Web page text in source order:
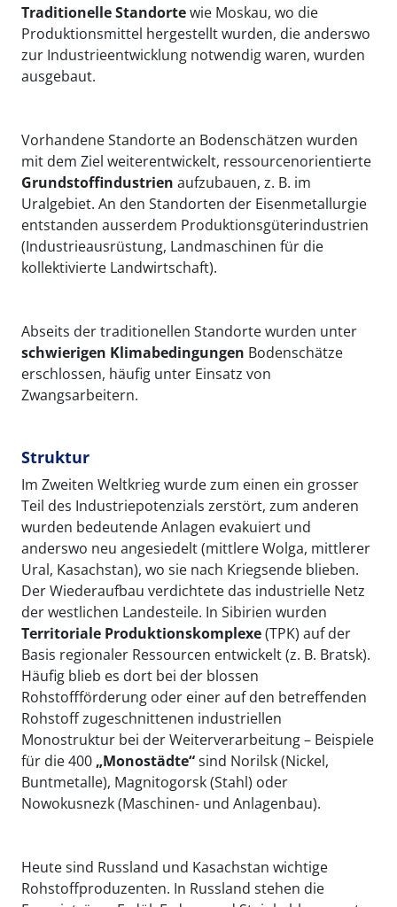
Traditionelle Standortewie Moskau, wo die
Produktionsmittel hergestellt wurden, die anderswo
zur Industrieentwicklung notwendig waren, wurden
ausgebaut.
Vorhandene Standorte an Bodenschätzen wurden
mit dem Ziel weiterentwickelt, ressourcenorientierte
Grundstoffindustrien aufzubauen, z. B. im
Uralgebiet. An den Standorten der Eisenmetallurgie
entstanden ausserdem Produktionsgüterindustrien
(Industrieausrüstung, Landmaschinen für die
kollektivierte Landwirtschaft).
Abseits der traditionellen Standorte wurden unter
schwierigen Klimabedingungen Bodenschätze
erschlossen, häufig unter Einsatz von
Zwangsarbeitern.
Struktur
Im Zweiten Weltkrieg wurde zum einen ein grosser
Teil des Industriepotenzials zerstört, zum anderen
wurden bedeutende Anlagen evakuiert und
anderswo neu angesiedelt (mittlere Wolga, mittlerer
Ural, Kasachstan), wo sie nach Kriegsende blieben.
Der Wiederaufbau verdichtete das industrielle Netz
der westlichen Landesteile. In Sibirien wurden
Territoriale Produktionskomplexe(TPK) auf der
Basis regionaler Ressourcen entwickelt (z. B. Bratsk).
Häufig blieb es dort bei der blossen
Rohstoffförderung oder einer auf den betreffenden
Rohstoff zugeschnittenen industriellen
Monostruktur bei der Weiterverarbeitung – Beispiele
für die 400 „Monostädte“sind Norilsk (Nickel,
Buntmetalle), Magnitogorsk (Stahl) oder
Nowokusnezk (Maschinen- und Anlagenbau).
Heute sind Russland und Kasachstan wichtige
Rohstoffproduzenten. In Russland stehen die